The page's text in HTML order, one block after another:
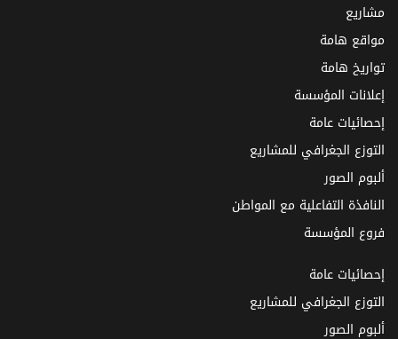
مشاريع
مواقع هامة
تواريخ هامة
إعلانات المؤسسة
إحصائيات عامة
التوزع الجغرافي للمشاريع
ألبوم الصور
النافذة التفاعلية مع المواطن
فروع المؤسسة
إحصائيات عامة
التوزع الجغرافي للمشاريع
ألبوم الصور